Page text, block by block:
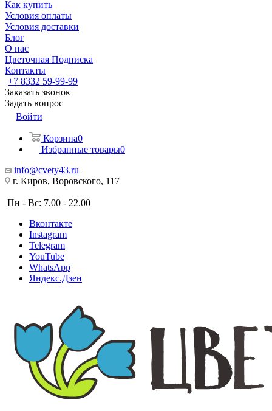
Как купить
Условия оплаты
Условия доставки
Блог
О нас
Цветочная Подписка
Контакты
+7 8332 59-99-99
Заказать звонок
Задать вопрос
Войти
Корзина0
Избранные товары0
info@cvety43.ru
г. Киров, Воровского, 117
Пн - Вс: 7.00 - 22.00
Вконтакте
Instagram
Telegram
YouTube
WhatsApp
Яндекс.Дзен